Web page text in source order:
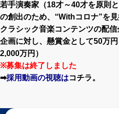
若手演奏家（18才～40才を原則
の創出のため、“Withコロナ”を
クラシック音楽コンテンツの配
企画に対し、懸賞金として50万
2,000万円）
※募集は終了しました
➡採用動画の視聴はコチラ。